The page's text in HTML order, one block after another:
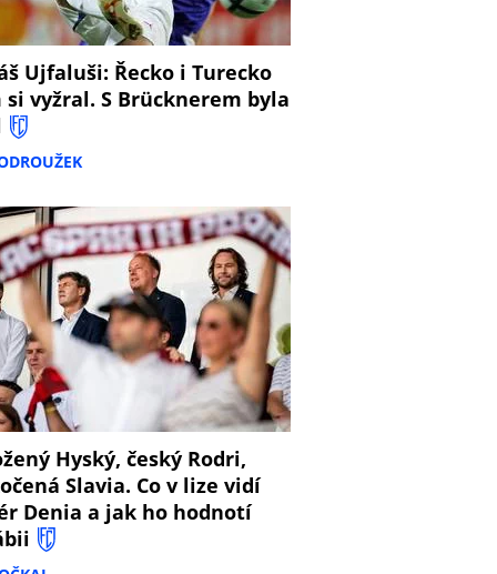
Ujfaluši: Řecko i Turecko
si vyžral. S Brücknerem byla
Hyský, český Rodri,
Slavia. Co v lize vidí
Denia a jak ho hodnotí
8